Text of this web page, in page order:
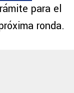
para el
ronda.